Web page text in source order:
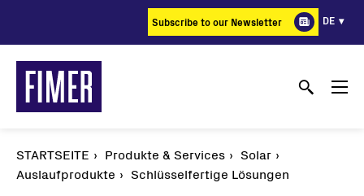
Subscribe to our Newsletter DE
STARTSEITE Produkte & Services
Solar
Auslaufprodukte
Schlüsselfertige Lösungen